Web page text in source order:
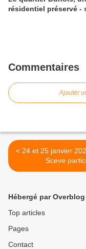
résidentiel préservé -
Commentaires
Ajouter
< 24 et 25 janvier 2026 - Comptage des oiseaux des jardins :
Sceve
Hébergé par Overblog
Top articles
Pages
Contact